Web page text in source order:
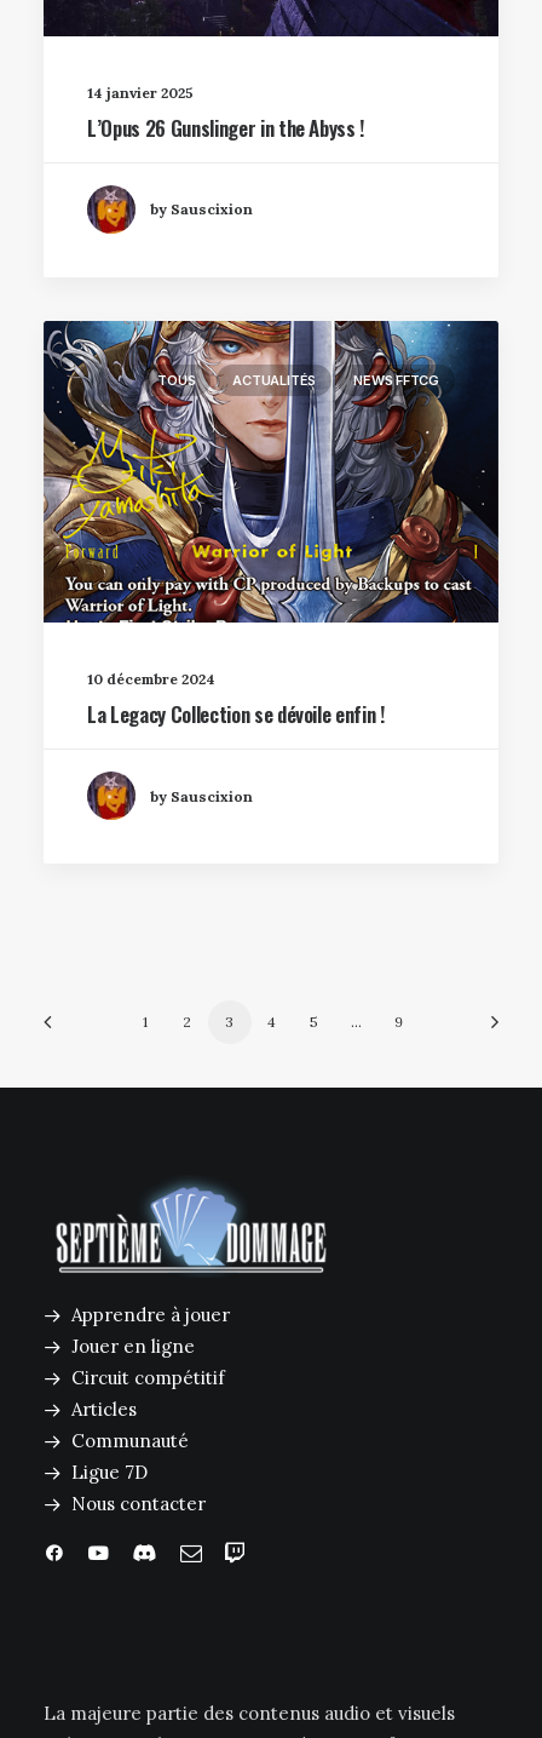
14 janvier 2025
L’Opus 26 Gunslinger in the Abyss !
by Sauscixion
TOUS ACTUALITÉS NEWS FFTCG
10 décembre 2024
La Legacy Collection se dévoile enfin !
by Sauscixion
1 2 3 4 5 … 9
Apprendre à jouer
Jouer en ligne
Circuit compétitif
Articles
Communauté
Ligue 7D
Nous contacter
La majeure partie des contenus audio et visuels